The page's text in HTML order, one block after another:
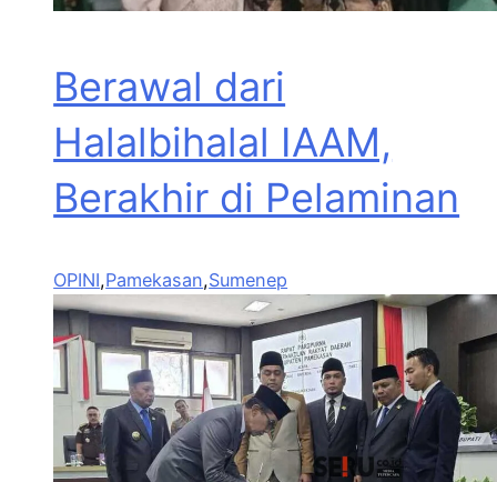
Berawal dari
Halalbihalal IAAM,
Berakhir di Pelaminan
OPINI,Pamekasan,Sumenep